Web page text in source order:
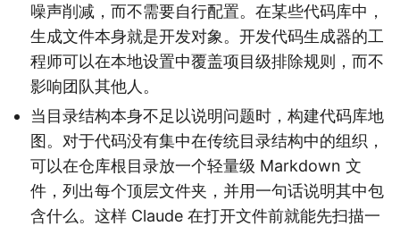
噪声削减，而不需要自行配置。在某些代码库中，
生成文件本身就是开发对象。开发代码生成器的工
程师可以在本地设置中覆盖项目级排除规则，而不
影响团队其他人。
当目录结构本身不足以说明问题时，构建代码库地
图。对于代码没有集中在传统目录结构中的组织，
可以在仓库根目录放一个轻量级 Markdown 文
件，列出每个顶层文件夹，并用一句话说明其中包
含什么。这样 Claude 在打开文件前就能先扫描一